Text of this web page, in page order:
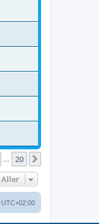
20
Aller
UTC+02:00